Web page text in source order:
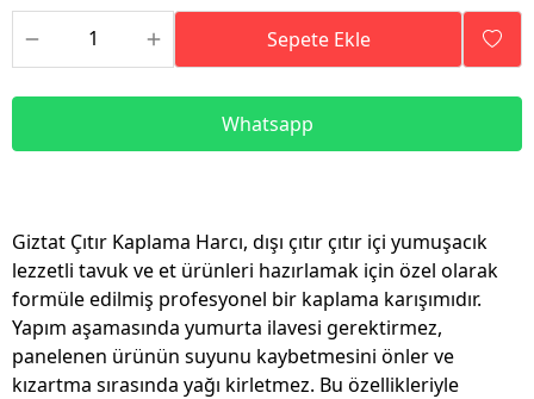
Sepete Ekle
Whatsapp
Giztat Çıtır Kaplama Harcı, dışı çıtır çıtır içi yumuşacık
lezzetli tavuk ve et ürünleri hazırlamak için özel olarak
formüle edilmiş profesyonel bir kaplama karışımıdır.
Yapım aşamasında yumurta ilavesi gerektirmez,
panelenen ürünün suyunu kaybetmesini önler ve
kızartma sırasında yağı kirletmez. Bu özellikleriyle